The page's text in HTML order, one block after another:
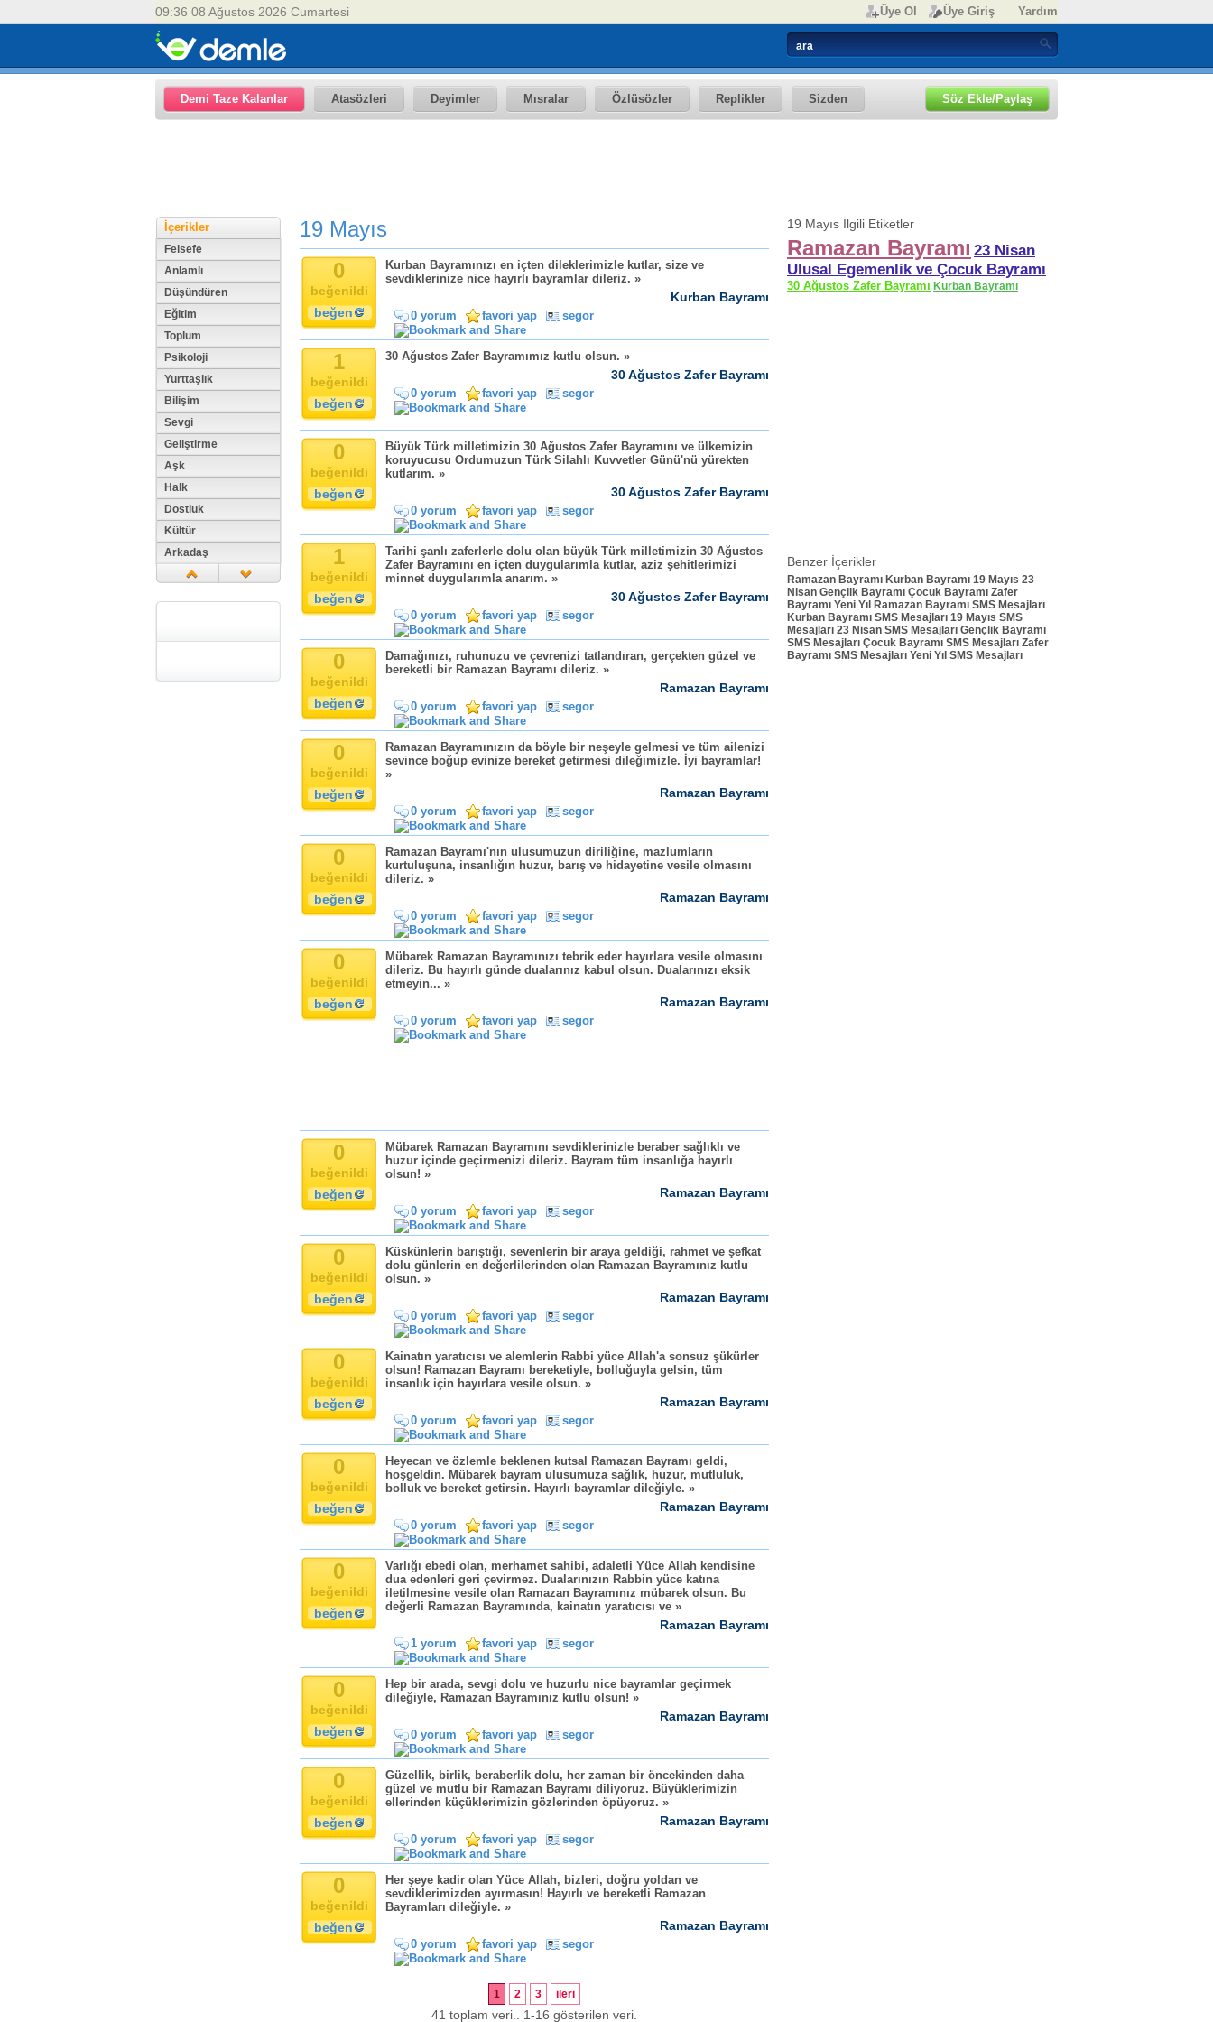
09:36 08 Ağustos 2026 Cumartesi Üye Ol Üye Giriş Yardım
Demi Taze Kalanlar Atasözleri Deyimler Mısralar Özlüsözler Replikler Sizden Söz Ekle/Paylaş
İçerikler
Felsefe
Anlamlı
Düşündüren
Eğitim
Toplum
Psikoloji
Yurttaşlık
Bilişim
Sevgi
Geliştirme
Aşk
Halk
Dostluk
Kültür
Arkadaş
Din
Zaman
19 Mayıs
0
beğenildi
beğen
Kurban Bayramınızı en içten dileklerimizle kutlar, size ve
sevdiklerinize nice hayırlı bayramlar dileriz. »
Kurban Bayramı
0 yorum favori yap segor
1
beğenildi
beğen
30 Ağustos Zafer Bayramımız kutlu olsun. »
30 Ağustos Zafer Bayramı
0 yorum favori yap segor
0
beğenildi
beğen
Büyük Türk milletimizin 30 Ağustos Zafer Bayramını ve ülkemizin
koruyucusu Ordumuzun Türk Silahlı Kuvvetler Günü'nü yürekten
kutlarım. »
30 Ağustos Zafer Bayramı
0 yorum favori yap segor
1
beğenildi
beğen
Tarihi şanlı zaferlerle dolu olan büyük Türk milletimizin 30 Ağustos
Zafer Bayramını en içten duygularımla kutlar, aziz şehitlerimizi
minnet duygularımla anarım. »
30 Ağustos Zafer Bayramı
0 yorum favori yap segor
0
beğenildi
beğen
Damağınızı, ruhunuzu ve çevrenizi tatlandıran, gerçekten güzel ve
bereketli bir Ramazan Bayramı dileriz. »
Ramazan Bayramı
0 yorum favori yap segor
0
beğenildi
beğen
Ramazan Bayramınızın da böyle bir neşeyle gelmesi ve tüm ailenizi
sevince boğup evinize bereket getirmesi dileğimizle. İyi bayramlar!
»
Ramazan Bayramı
0 yorum favori yap segor
0
beğenildi
beğen
Ramazan Bayramı'nın ulusumuzun diriliğine, mazlumların
kurtuluşuna, insanlığın huzur, barış ve hidayetine vesile olmasını
dileriz. »
Ramazan Bayramı
0 yorum favori yap segor
0
beğenildi
beğen
Mübarek Ramazan Bayramınızı tebrik eder hayırlara vesile olmasını
dileriz. Bu hayırlı günde dualarınız kabul olsun. Dualarınızı eksik
etmeyin... »
Ramazan Bayramı
0 yorum favori yap segor
0
beğenildi
beğen
Mübarek Ramazan Bayramını sevdiklerinizle beraber sağlıklı ve
huzur içinde geçirmenizi dileriz. Bayram tüm insanlığa hayırlı
olsun! »
Ramazan Bayramı
0 yorum favori yap segor
0
beğenildi
beğen
Küskünlerin barıştığı, sevenlerin bir araya geldiği, rahmet ve şefkat
dolu günlerin en değerlilerinden olan Ramazan Bayramınız kutlu
olsun. »
Ramazan Bayramı
0 yorum favori yap segor
0
beğenildi
beğen
Kainatın yaratıcısı ve alemlerin Rabbi yüce Allah'a sonsuz şükürler
olsun! Ramazan Bayramı bereketiyle, bolluğuyla gelsin, tüm
insanlık için hayırlara vesile olsun. »
Ramazan Bayramı
0 yorum favori yap segor
0
beğenildi
beğen
Heyecan ve özlemle beklenen kutsal Ramazan Bayramı geldi,
hoşgeldin. Mübarek bayram ulusumuza sağlık, huzur, mutluluk,
bolluk ve bereket getirsin. Hayırlı bayramlar dileğiyle. »
Ramazan Bayramı
0 yorum favori yap segor
0
beğenildi
beğen
Varlığı ebedi olan, merhamet sahibi, adaletli Yüce Allah kendisine
dua edenleri geri çevirmez. Dualarınızın Rabbin yüce katına
iletilmesine vesile olan Ramazan Bayramınız mübarek olsun. Bu
değerli Ramazan Bayramında, kainatın yaratıcısı ve »
Ramazan Bayramı
1 yorum favori yap segor
0
beğenildi
beğen
Hep bir arada, sevgi dolu ve huzurlu nice bayramlar geçirmek
dileğiyle, Ramazan Bayramınız kutlu olsun! »
Ramazan Bayramı
0 yorum favori yap segor
0
beğenildi
beğen
Güzellik, birlik, beraberlik dolu, her zaman bir öncekinden daha
güzel ve mutlu bir Ramazan Bayramı diliyoruz. Büyüklerimizin
ellerinden küçüklerimizin gözlerinden öpüyoruz. »
Ramazan Bayramı
0 yorum favori yap segor
0
beğenildi
beğen
Her şeye kadir olan Yüce Allah, bizleri, doğru yoldan ve
sevdiklerimizden ayırmasın! Hayırlı ve bereketli Ramazan
Bayramları dileğiyle. »
Ramazan Bayramı
0 yorum favori yap segor
1 2 3 ileri
41 toplam veri.. 1-16 gösterilen veri.
19 Mayıs İlgili Etiketler
Ramazan Bayramı 23 Nisan
Ulusal Egemenlik ve Çocuk Bayramı
30 Ağustos Zafer Bayramı Kurban Bayramı
Benzer İçerikler
Ramazan Bayramı Kurban Bayramı 19 Mayıs 23
Nisan Gençlik Bayramı Çocuk Bayramı Zafer
Bayramı Yeni Yıl Ramazan Bayramı SMS Mesajları
Kurban Bayramı SMS Mesajları 19 Mayıs SMS
Mesajları 23 Nisan SMS Mesajları Gençlik Bayramı
SMS Mesajları Çocuk Bayramı SMS Mesajları Zafer
Bayramı SMS Mesajları Yeni Yıl SMS Mesajları